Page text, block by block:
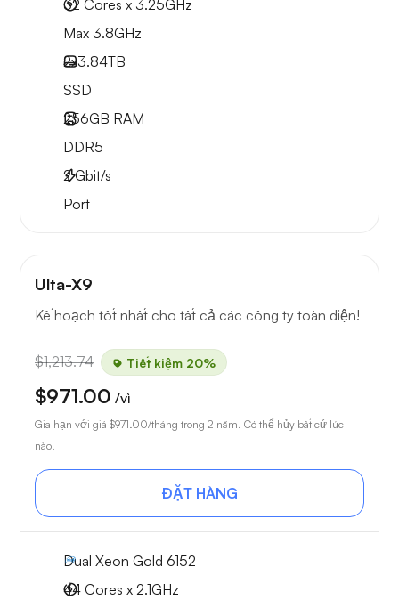
32 Cores x 3.25GHz
Max 3.8GHz
2x3.84TB
SSD
256GB RAM
DDR5
2Gbit/s
Port
Ulta-X9
Kế hoạch tốt nhất cho tất cả các công ty toàn diện!
$1,213.74 Tiết kiệm 20%
$971.00 /vì
Gia hạn với giá $971.00/tháng trong 2 năm. Có thể hủy bất cứ lúc
nào.
ĐẶT HÀNG
Dual Xeon Gold 6152
44 Cores x 2.1GHz